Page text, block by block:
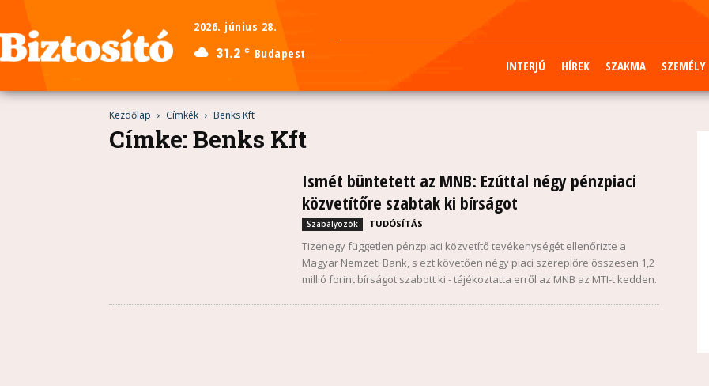
2026. június 28.
31.2 C Budapest
INTERJÚ HÍREK SZAKMA SZEMÉLY
Kezdőlap Címkék Benks Kft
Címke: Benks Kft
Ismét büntetett az MNB: Ezúttal négy pénzpiaci
közvetítőre szabtak ki bírságot
Szabályozók TUDÓSÍTÁS
Tizenegy független pénzpiaci közvetítő tevékenységét ellenőrizte a
Magyar Nemzeti Bank, s ezt követően négy piaci szereplőre összesen 1,2
millió forint bírságot szabott ki - tájékoztatta erről az MNB az MTI-t kedden.